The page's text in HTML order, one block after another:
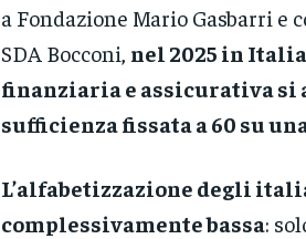
a Fondazione Mario Gasbarri e
SDA Bocconi, nel 2025 in
finanziaria e assicurativa si
sufficienza fissata a 60 su
L’alfabetizzazione degli
complessivamente bassa: